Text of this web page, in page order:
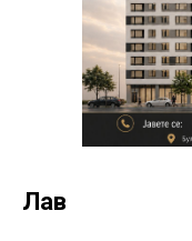
Лав